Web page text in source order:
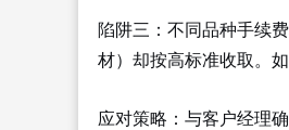
陷阱三：不同品种手续
材）却按高标准收取。
应对策略：与客户经理